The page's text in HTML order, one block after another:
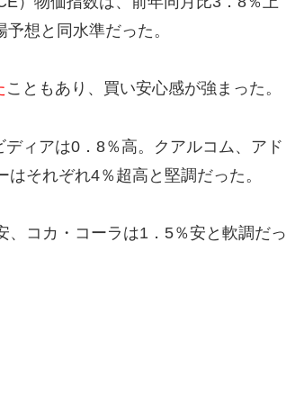
想と同水準だった。
こともあり、買い安心感が強まった。
ィアは0．8％高。クアルコム、アド
それぞれ4％超高と堅調だった。
コカ・コーラは1．5％安と軟調だっ